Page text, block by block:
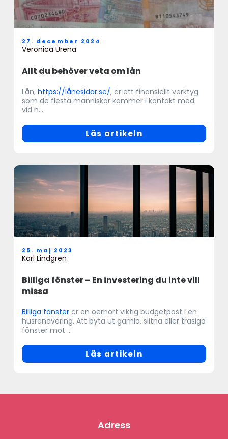
Allt du behöver veta om lån
27. december 2024
Veronica Urena
Lån, https://lånesidor.se/, är ett finansiellt verktyg
som de flesta människor kommer i kontakt med
vid n...
Läs artikeln
Billiga fönster – En investering du inte vill
missa
25. maj 2023
Karl Lindgren
Billiga fönster är en oerhört viktig budgetpost i en
husrenovering. Att byta ut gamla, slitna eller trasiga
fönster mot ...
Läs artikeln
Adress